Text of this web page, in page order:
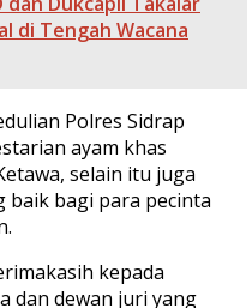
di Tengah Wacana
Polres Sidrap
ayam khas
selain itu juga
baik bagi para pecinta
kepada
dan dewan juri yang